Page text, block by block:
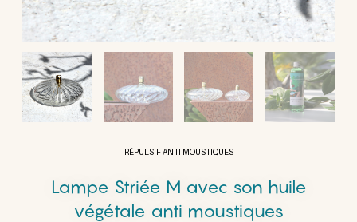
RÉPULSIF ANTI MOUSTIQUES
Lampe Striée M avec son huile
végétale anti moustiques